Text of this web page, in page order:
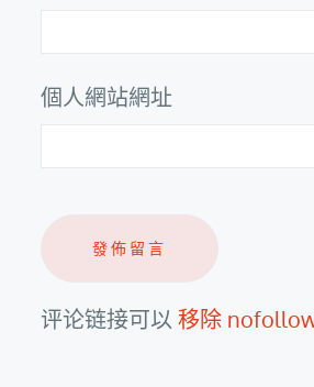
個人網站網址
评论链接可以移除